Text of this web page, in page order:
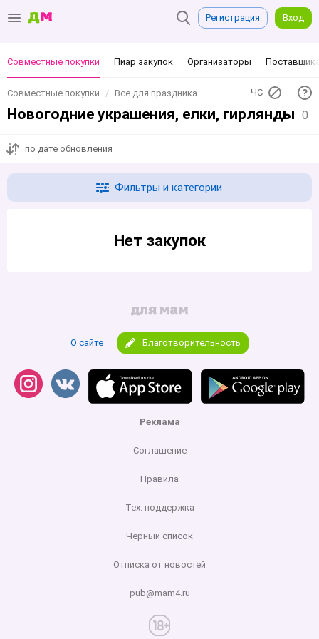
Регистрация Вход
Совместные покупки Пиар закупок Организаторы
ЧС
Совместные покупки Все для праздника
Новогодние украшения, елки, гирлянды 0
по дате обновления
Фильтры и категории
Нет закупок
О сайте Благотворительность
Реклама
Соглашение
Правила
Тех. поддержка
Черный список
Отписка от новостей
pub@mam4.ru